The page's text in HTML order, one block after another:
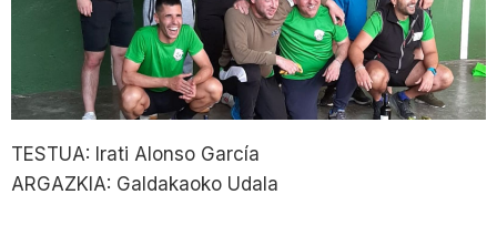
TESTUA: Irati Alonso García
ARGAZKIA: Galdakaoko Udala